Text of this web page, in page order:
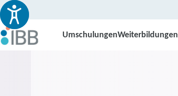
UmschulungenWeiterbildungen